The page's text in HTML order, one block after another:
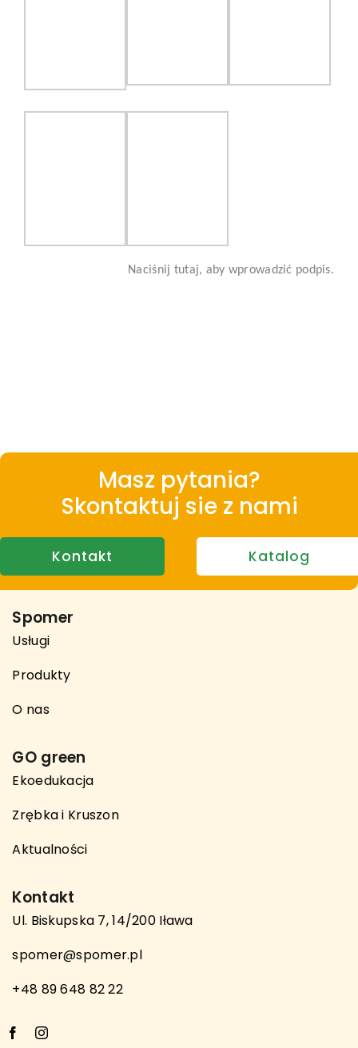
Naciśnij tutaj, aby wprowadzić podpis.
Masz pytania?
Skontaktuj sie z nami
Kontakt Katalog
Spomer
Usługi
Produkty
O nas
GO green
Ekoedukacja
Zrębka i Kruszon
Aktualności
Kontakt
Ul. Biskupska 7, 14/200 Iława
spomer@spomer.pl
+48 89 648 82 22